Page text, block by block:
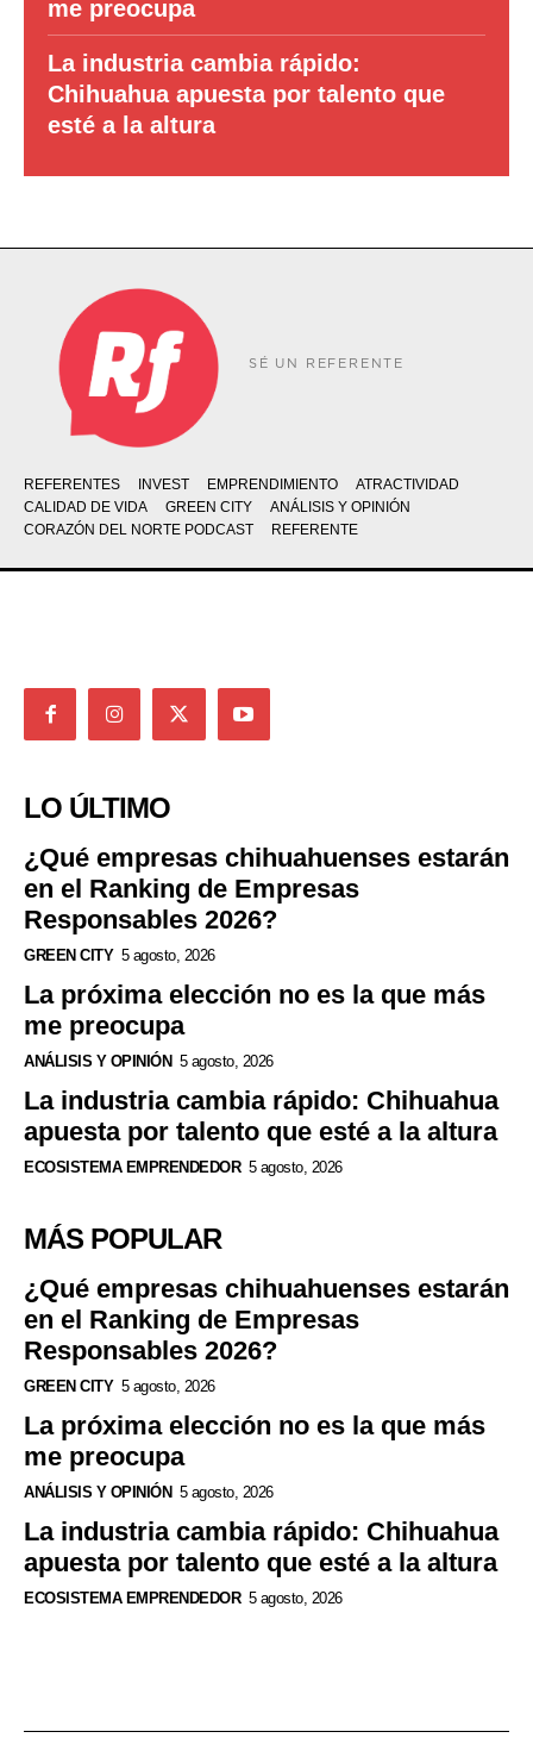
me preocupa
La industria cambia rápido:
Chihuahua apuesta por talento que
esté a la altura
SÉ UN REFERENTE
REFERENTES INVEST EMPRENDIMIENTO
ATRACTIVIDAD
CALIDAD DE VIDA
GREEN CITY
ANÁLISIS Y OPINIÓN
CORAZÓN DEL NORTE PODCAST
REFERENTE
LO ÚLTIMO
¿Qué empresas chihuahuenses estarán
en el Ranking de Empresas
Responsables 2026?
GREEN CITY 5 agosto, 2026
La próxima elección no es la que más
me preocupa
ANÁLISIS Y OPINIÓN 5 agosto, 2026
La industria cambia rápido: Chihuahua
apuesta por talento que esté a la altura
ECOSISTEMA EMPRENDEDOR 5 agosto, 2026
MÁS POPULAR
¿Qué empresas chihuahuenses estarán
en el Ranking de Empresas
Responsables 2026?
GREEN CITY 5 agosto, 2026
La próxima elección no es la que más
me preocupa
ANÁLISIS Y OPINIÓN 5 agosto, 2026
La industria cambia rápido: Chihuahua
apuesta por talento que esté a la altura
ECOSISTEMA EMPRENDEDOR 5 agosto, 2026